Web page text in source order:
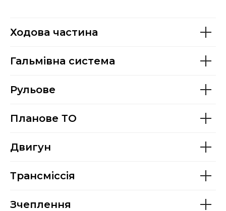
Ходова частина
Гальмівна система
Рульове
Планове ТО
Двигун
Трансміссія
Зчеплення